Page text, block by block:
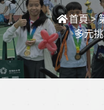
首頁>
多元